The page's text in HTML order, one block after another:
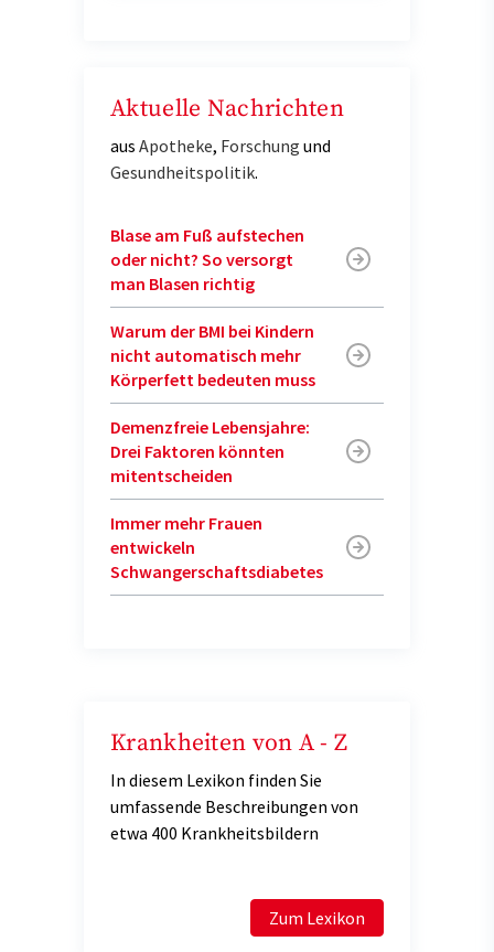
Aktuelle Nachrichten
aus Apotheke, Forschung und
Gesundheitspolitik.
Blase am Fuß aufstechen
oder nicht? So versorgt
man Blasen richtig
Warum der BMI bei Kindern
nicht automatisch mehr
Körperfett bedeuten muss
Demenzfreie Lebensjahre:
Drei Faktoren könnten
mitentscheiden
Immer mehr Frauen
entwickeln
Schwangerschaftsdiabetes
Krankheiten von A - Z
In diesem Lexikon finden Sie
umfassende Beschreibungen von
etwa 400 Krankheitsbildern
Zum Lexikon